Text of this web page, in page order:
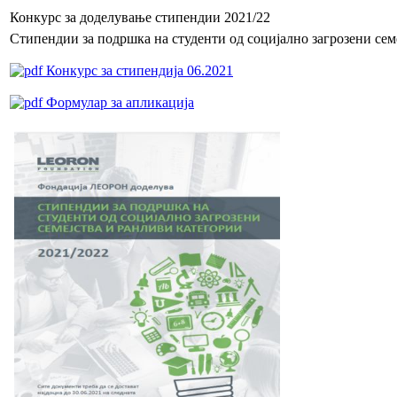
Конкурс за доделување стипендии 2021/22
Стипендии за подршка на студенти од социјално загрозени
Конкурс за стипендија 06.2021
Формулар за апликација